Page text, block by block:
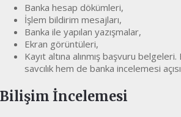
Banka hesap dökümleri,
İşlem bildirim mesajları,
Banka ile yapılan yazışmalar,
Ekran görüntüleri,
Kayıt altına alınmış başvuru
savcılık hem de banka incelemesi
Bilişim İncelemesi